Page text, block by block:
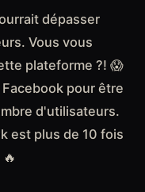
dépasser
Vous vous
plateforme ?! 😱
Facebook pour être
d'utilisateurs.
est plus de 10 fois